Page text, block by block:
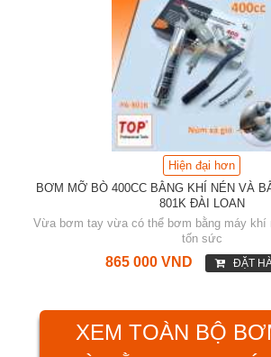
Hiện đại hơn
BƠM MỠ BÒ 400CC BẰNG KHÍ NÉN VÀ
801K ĐÀI LOAN
Vừa bơm tay vừa có thể bơm bằng máy khí
tốn sức
865 000 VND ĐẶT
XEM TOÀN BỘ